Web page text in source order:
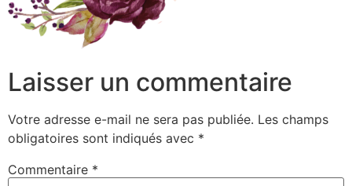
Laisser un commentaire
Votre adresse e-mail ne sera pas publiée. Les champs
obligatoires sont indiqués avec *
Commentaire *